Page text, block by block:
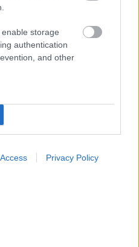
storage
authentication
and other
Privacy Policy
Παγκόσμια Εβδομάδα
Γλαυκώματος: Ο
προληπτικός έλεγχος
ύπνο βοηθά στο
γλαύκωμα